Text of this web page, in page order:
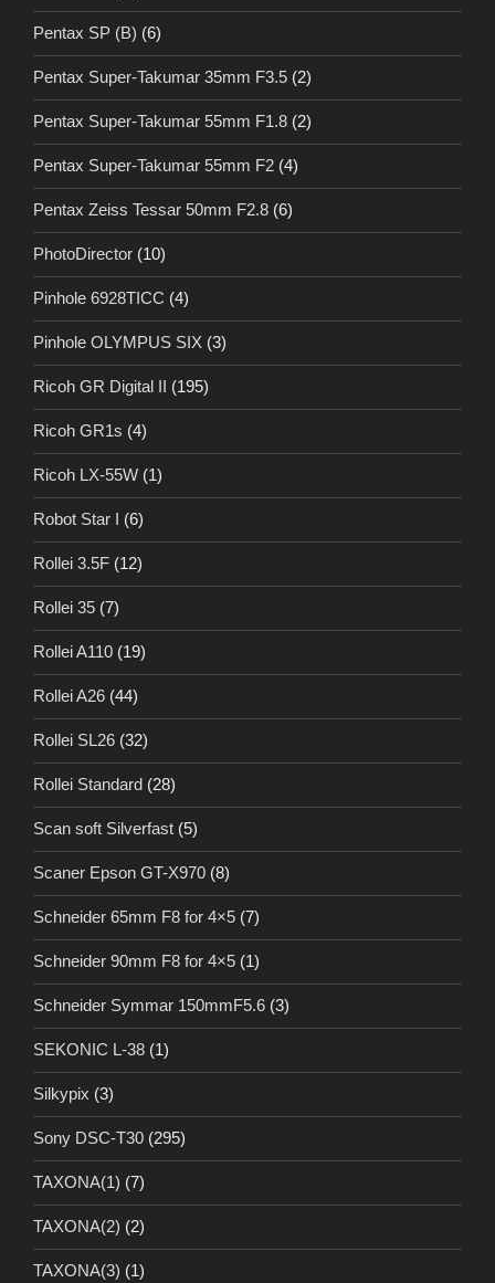
Pentax SP (B) (6)
Pentax Super-Takumar 35mm F3.5 (2)
Pentax Super-Takumar 55mm F1.8 (2)
Pentax Super-Takumar 55mm F2 (4)
Pentax Zeiss Tessar 50mm F2.8 (6)
PhotoDirector (10)
Pinhole 6928TICC (4)
Pinhole OLYMPUS SIX (3)
Ricoh GR Digital II (195)
Ricoh GR1s (4)
Ricoh LX-55W (1)
Robot Star I (6)
Rollei 3.5F (12)
Rollei 35 (7)
Rollei A110 (19)
Rollei A26 (44)
Rollei SL26 (32)
Rollei Standard (28)
Scan soft Silverfast (5)
Scaner Epson GT-X970 (8)
Schneider 65mm F8 for 4×5 (7)
Schneider 90mm F8 for 4×5 (1)
Schneider Symmar 150mmF5.6 (3)
SEKONIC L-38 (1)
Silkypix (3)
Sony DSC-T30 (295)
TAXONA(1) (7)
TAXONA(2) (2)
TAXONA(3) (1)